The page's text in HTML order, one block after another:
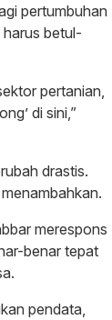
pertumbuhan
betul-
pertanian,
di sini,”
drastis.
merespons
benar tepat
pendata,